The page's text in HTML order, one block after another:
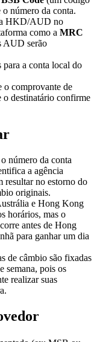
número da conta.
HKD/AUD no
como a MRC
AUD serão
a conta local do
o comprovante de
o destinatário confirme
número da conta
a agência
resultar no estorno do
originais.
e Hong Kong
horários, mas o
antes de Hong
para ganhar um dia
de câmbio são fixadas
semana, pois os
realizar suas